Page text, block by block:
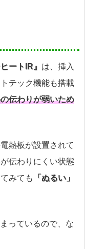
ートIR』 は、挿入
テック機能も搭載
伝わりが弱いため
熱板が設置されて
伝わりにくい状態
みても
「ぬるい」
っているので、な